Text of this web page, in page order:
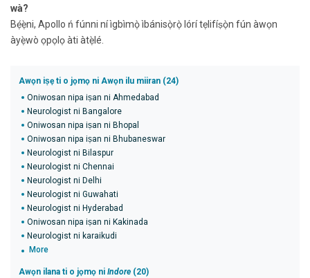
wà?
Bẹ́ẹ̀ni, Apollo ń fúnni ní ìgbìmọ̀ ìbánisọ̀rọ̀ lórí tẹlifíṣọ̀n fún àwọn
àyẹ̀wò ọpọlọ àti àtẹ̀lé.
Awọn iṣẹ ti o jọmọ ni Awọn ilu miiran (24)
Oniwosan nipa iṣan ni Ahmedabad
Neurologist ni Bangalore
Oniwosan nipa iṣan ni Bhopal
Oniwosan nipa iṣan ni Bhubaneswar
Neurologist ni Bilaspur
Neurologist ni Chennai
Neurologist ni Delhi
Neurologist ni Guwahati
Neurologist ni Hyderabad
Oniwosan nipa iṣan ni Kakinada
Neurologist ni karaikudi
More
Awọn ilana ti o jọmọ ni Indore (20)